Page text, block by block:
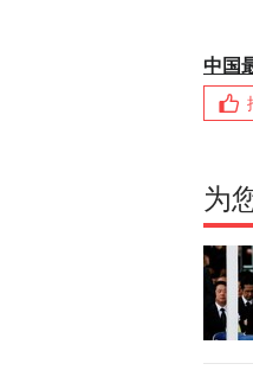
中国
为